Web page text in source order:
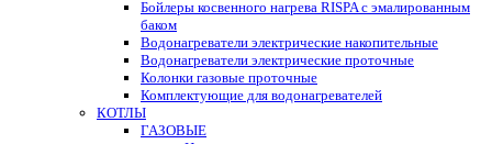
Бойлеры косвенного нагрева RISPA с эмалированным
баком
Водонагреватели электрические накопительные
Водонагреватели электрические проточные
Колонки газовые проточные
Комплектующие для водонагревателей
КОТЛЫ
ГАЗОВЫЕ